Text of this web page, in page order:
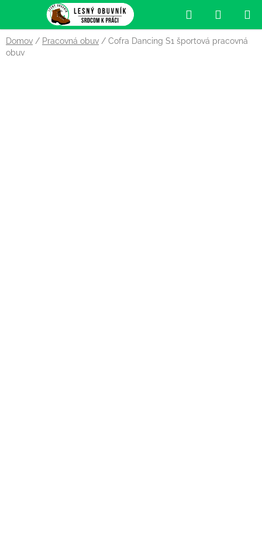
obsah
Hľadať
KOŠÍK
Domov / Pracovná obuv / Cofra Dancing S1 športová pracovná
obuv